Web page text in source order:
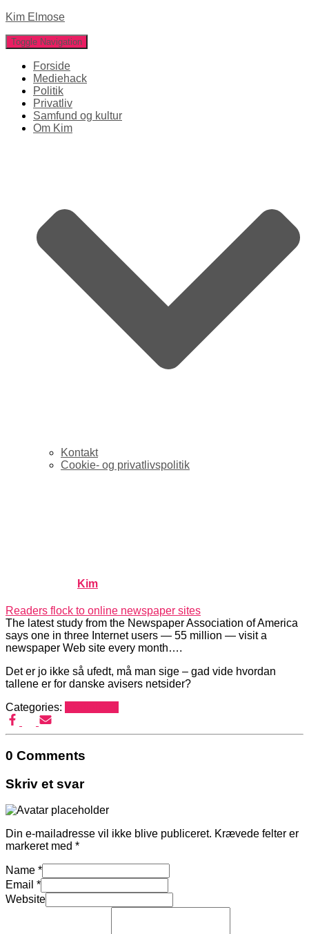
Kim Elmose
Toggle Navigation
Forside
Mediehack
Politik
Privatliv
Samfund og kultur
Om Kim
Kontakt
Cookie- og privatlivspolitik
Kim
Readers flock to online newspaper sites
The latest study from the Newspaper Association of America
says one in three Internet users — 55 million — visit a
newspaper Web site every month….
Det er jo ikke så ufedt, må man sige – gad vide hvordan
tallene er for danske avisers netsider?
Categories:
0 Comments
Skriv et svar
Din e-mailadresse vil ikke blive publiceret. Krævede felter er
markeret med *
Name *
Email *
Website